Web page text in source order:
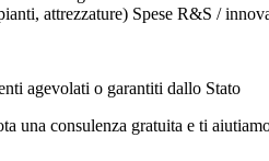
attrezzature) Spese R&S /
agevolati o garantiti dallo Stato
una consulenza gratuita e ti